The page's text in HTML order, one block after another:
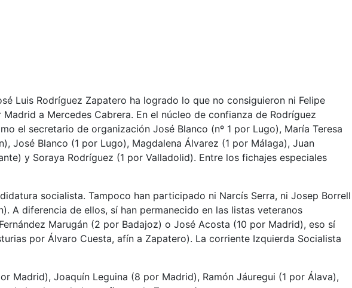
Luis Rodríguez Zapatero ha logrado lo que no consiguieron ni Felipe
a Mercedes Cabrera. En el núcleo de confianza de Rodríguez
el secretario de organización José Blanco (nº 1 por Lugo), María Teresa
José Blanco (1 por Lugo), Magdalena Álvarez (1 por Málaga), Juan
y Soraya Rodríguez (1 por Valladolid). Entre los fichajes especiales
socialista. Tampoco han participado ni Narcís Serra, ni Josep Borrell
A diferencia de ellos, sí han permanecido en las listas veteranos
Marugán (2 por Badajoz) o José Acosta (10 por Madrid), eso sí
por Álvaro Cuesta, afín a Zapatero). La corriente Izquierda Socialista
Madrid), Joaquín Leguina (8 por Madrid), Ramón Jáuregui (1 por Álava),